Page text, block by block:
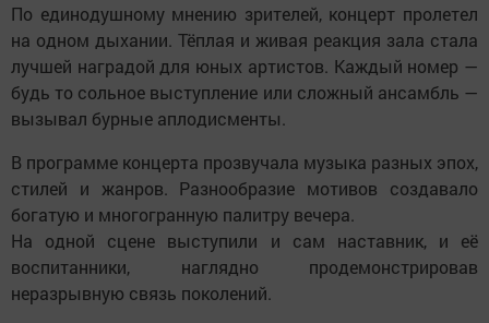
По единодушному мнению зрителей, концерт пролетел
на одном дыхании. Тёплая и живая реакция зала стала
лучшей наградой для юных артистов. Каждый номер —
будь то сольное выступление или сложный ансамбль —
вызывал бурные аплодисменты.
В программе концерта прозвучала музыка разных эпох,
стилей и жанров. Разнообразие мотивов создавало
богатую и многогранную палитру вечера.
На одной сцене выступили и сам наставник, и её
воспитанники, наглядно продемонстрировав
неразрывную связь поколений.